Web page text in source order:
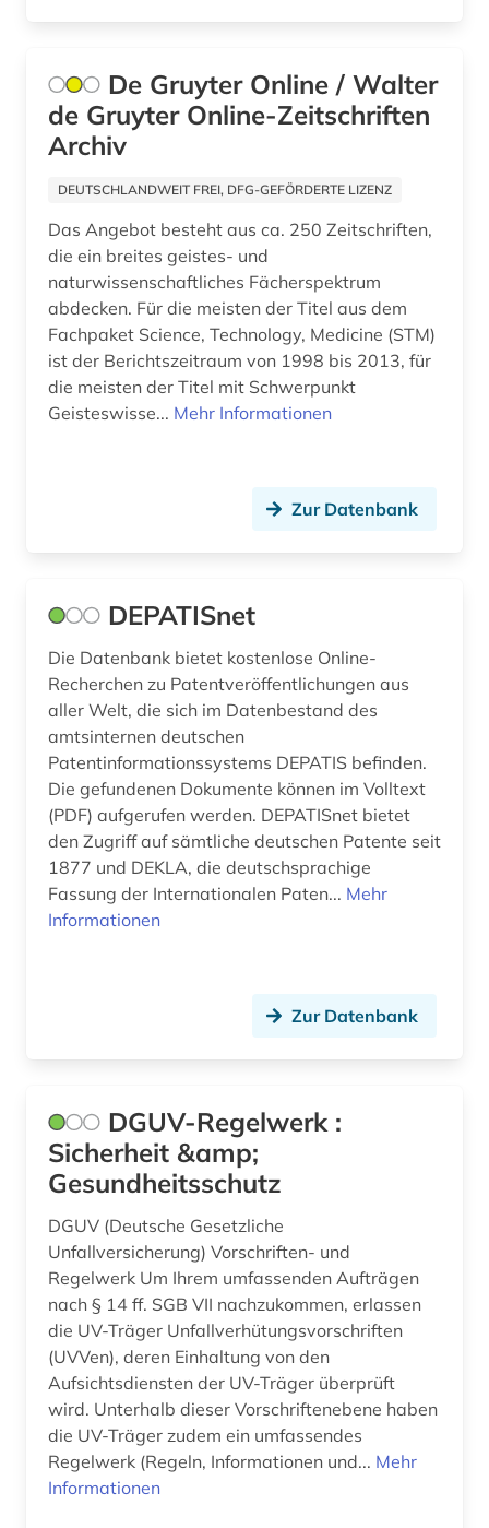
preprint server (1)
psychologie (1)
publikationsserver (1)
quantenoptik (1)
quelle (1)
recherche (1)
regeln der technik (1)
repository &lt;informatik&gt; (2)
review (1)
schiff (1)
schiffbau (1)
schifffahrt (1)
schiffs- und meerestechnik (1)
schiffsmaschinenbau aus der
schiffselektrotechnik (1)
sicherheit (1)
solartechnik (1)
sozialwissenschaften (2)
spanien (1)
spektrummanagement (1)
stadt (1)
stand der technik (1)
stellwerk (1)
De Gruyter Online / Walter
de Gruyter Online-Zeitschriften
Archiv
DEUTSCHLANDWEIT FREI, DFG-GEFÖRDERTE LIZENZ
Das Angebot besteht aus ca. 250 Zeitschriften,
die ein breites geistes- und
naturwissenschaftliches Fächerspektrum
abdecken. Für die meisten der Titel aus dem
Fachpaket Science, Technology, Medicine (STM)
ist der Berichtszeitraum von 1998 bis 2013, für
die meisten der Titel mit Schwerpunkt
Geisteswisse... Mehr Informationen
Zur Datenbank
DEPATISnet
Die Datenbank bietet kostenlose Online-
Recherchen zu Patentveröffentlichungen aus
aller Welt, die sich im Datenbestand des
amtsinternen deutschen
Patentinformationssystems DEPATIS befinden.
Die gefundenen Dokumente können im Volltext
(PDF) aufgerufen werden. DEPATISnet bietet
den Zugriff auf sämtliche deutschen Patente seit
1877 und DEKLA, die deutschsprachige
Fassung der Internationalen Paten... Mehr
Informationen
Zur Datenbank
DGUV-Regelwerk :
Sicherheit &amp;
Gesundheitsschutz
DGUV (Deutsche Gesetzliche
Unfallversicherung) Vorschriften- und
Regelwerk Um Ihrem umfassenden Aufträgen
nach § 14 ff. SGB VII nachzukommen, erlassen
die UV-Träger Unfallverhütungsvorschriften
(UVVen), deren Einhaltung von den
Aufsichtsdiensten der UV-Träger überprüft
wird. Unterhalb dieser Vorschriftenebene haben
die UV-Träger zudem ein umfassendes
Regelwerk (Regeln, Informationen und... Mehr
Informationen